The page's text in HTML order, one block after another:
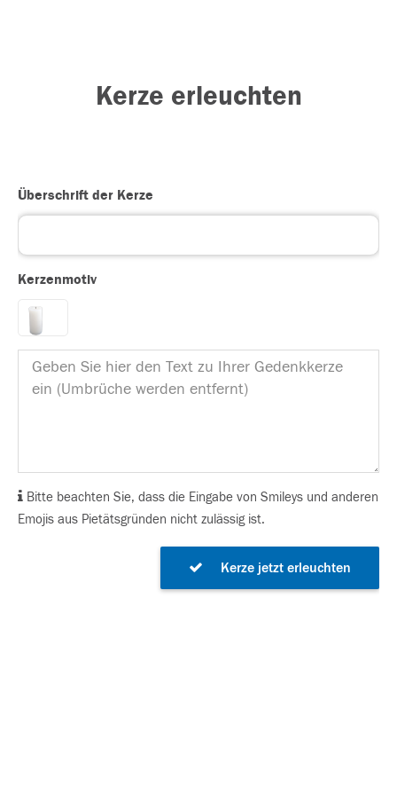
Kerze erleuchten
Überschrift der Kerze
Kerzenmotiv
Bitte beachten Sie, dass die Eingabe von Smileys und anderen
Emojis aus Pietätsgründen nicht zulässig ist.
Kerze jetzt erleuchten